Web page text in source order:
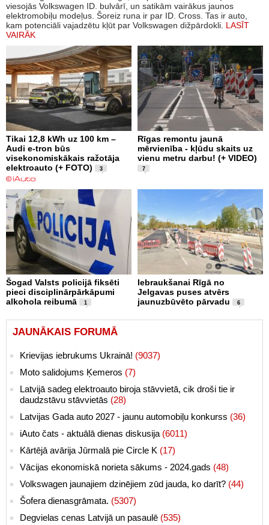
viesojās Volkswagen ID. bulvārī, un satikām vairākus jaunos
elektromobiļu modeļus. Šoreiz runa ir par ID. Cross. Tas ir auto,
kam potenciāli vajadzētu kļūt par Volkswagen dižpārdokli. LASĪT
VAIRĀK
Tikai 12,8 kWh uz 100 km –
Audi e-tron būs
visekonomiskākais ražotāja
elektroauto (+ FOTO)
3
Rīgas remontu jaunā
mērvienība - kļūdu skaits uz
vienu metru darbu! (+ VIDEO)
7
Šogad Valsts policijā fiksēti
pieci disciplinārpārkāpumi
alkohola reibumā
1
Iebraukšanai Rīgā no
Jelgavas puses atvērs
jaunuzbūvēto pārvadu
6
JAUNĀKAIS FORUMĀ
Krievijas iebrukums Ukrainā! (9037)
Moto salidojums Ķemeros (7)
Latvijā sadeg elektroauto biroja stāvvietā, cik droši tie ir
daudzstāvu stāvvietās (28)
Latvijas Gada auto 2027 - jaunu automobiļu konkurss (36)
iAuto čats - aktuālā dienas diskusija (6011)
Kārtējā avārija Jūrmalā pie Circle K (17)
Vācijas ekonomiskā norieta sākums - 2024.gads (48)
Volkswagen jaunajiem dzinējiem zūd jauda, ko darīt? (44)
Šofera dienasgrāmata. (5307)
Degvielas cenas Latvijā un pasaulē (535)